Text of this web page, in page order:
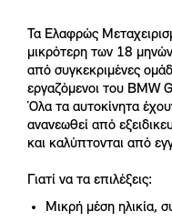
Τα Ελαφρώς
μικρότερη των 18
από συγκεκριμένες
εργαζόμενοι του BMW
Όλα τα αυτοκίνητα
ανανεωθεί από
και καλύπτονται από
Γιατί να τα επιλέξεις:
Μικρή μέση ηλικία,